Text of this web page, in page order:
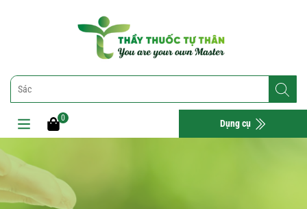
0 Dụng cụ